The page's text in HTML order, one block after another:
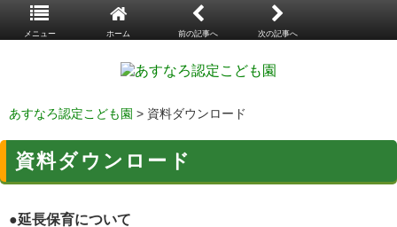
あすなろ認定こども園 > 資料ダウンロード
資料ダウンロード
●延長保育について
メニュー ホーム 前の記事へ 次の記事へ